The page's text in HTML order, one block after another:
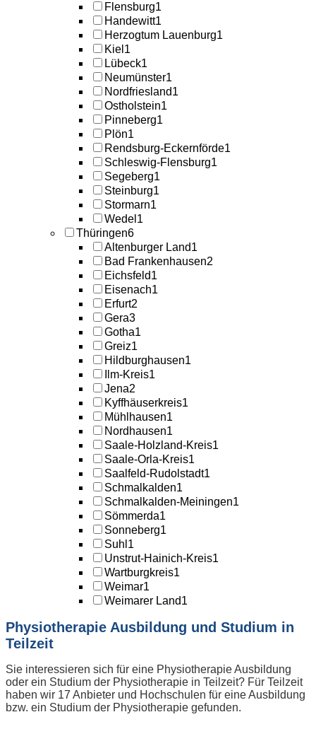
Flensburg1
Handewitt1
Herzogtum Lauenburg1
Kiel 1
Lübeck1
Neumünster1
Nordfriesland1
Ostholstein1
Pinneberg1
Plön1
Rendsburg-Eckernförde1
Schleswig-Flensburg1
Segeberg1
Steinburg1
Stormarn1
Wedel 1
Thüringen6
Altenburger Land1
Bad Frankenhausen2
Eichsfeld1
Eisenach1
Erfurt2
Gera3
Gotha1
Greiz1
Hildburghausen1
Ilm-Kreis1
Jena2
Kyffhäuserkreis1
Mühlhausen1
Nordhausen1
Saale-Holzland-Kreis1
Saale-Orla-Kreis1
Saalfeld-Rudolstadt1
Schmalkalden1
Schmalkalden-Meiningen1
Sömmerda1
Sonneberg1
Suhl 1
Unstrut-Hainich-Kreis1
Wartburgkreis1
Weimar1
Weimarer Land1
Physiotherapie Ausbildung und Studium in
Teilzeit
Sie interessieren sich für eine Physiotherapie Ausbildung
oder ein Studium der Physiotherapie in Teilzeit? Für Teilzeit
haben wir 17 Anbieter und Hochschulen für eine Ausbildung
bzw. ein Studium der Physiotherapie gefunden.